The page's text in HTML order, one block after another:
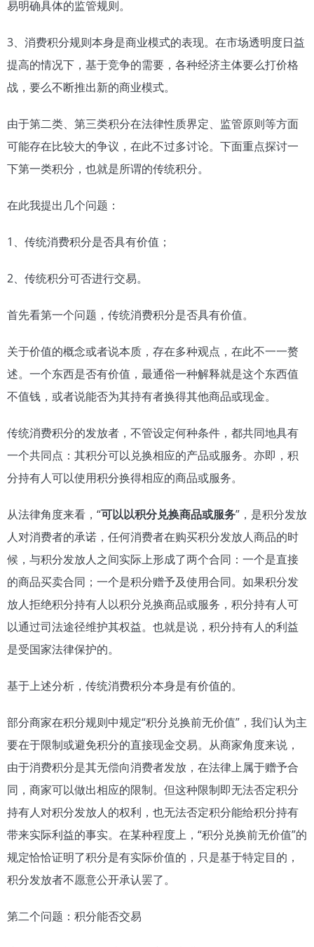
易明确具体的监管规则。
3、消费积分规则本身是商业模式的表现。在市场透明度日益
提高的情况下，基于竞争的需要，各种经济主体要么打价格
战，要么不断推出新的商业模式。
由于第二类、第三类积分在法律性质界定、监管原则等方面
可能存在比较大的争议，在此不过多讨论。下面重点探讨一
下第一类积分，也就是所谓的传统积分。
在此我提出几个问题：
1、传统消费积分是否具有价值；
2、传统积分可否进行交易。
首先看第一个问题，传统消费积分是否具有价值。
关于价值的概念或者说本质，存在多种观点，在此不一一赘
述。一个东西是否有价值，最通俗一种解释就是这个东西值
不值钱，或者说能否为其持有者换得其他商品或现金。
传统消费积分的发放者，不管设定何种条件，都共同地具有
一个共同点：其积分可以兑换相应的产品或服务。亦即，积
分持有人可以使用积分换得相应的商品或服务。
从法律角度来看，“可以以积分兑换商品或服务”，是积分发放
人对消费者的承诺，任何消费者在购买积分发放人商品的时
候，与积分发放人之间实际上形成了两个合同：一个是直接
的商品买卖合同；一个是积分赠予及使用合同。如果积分发
放人拒绝积分持有人以积分兑换商品或服务，积分持有人可
以通过司法途径维护其权益。也就是说，积分持有人的利益
是受国家法律保护的。
基于上述分析，传统消费积分本身是有价值的。
部分商家在积分规则中规定“积分兑换前无价值”，我们认为主
要在于限制或避免积分的直接现金交易。从商家角度来说，
由于消费积分是其无偿向消费者发放，在法律上属于赠予合
同，商家可以做出相应的限制。但这种限制即无法否定积分
持有人对积分发放人的权利，也无法否定积分能给积分持有
带来实际利益的事实。在某种程度上，“积分兑换前无价值”的
规定恰恰证明了积分是有实际价值的，只是基于特定目的，
积分发放者不愿意公开承认罢了。
第二个问题：积分能否交易